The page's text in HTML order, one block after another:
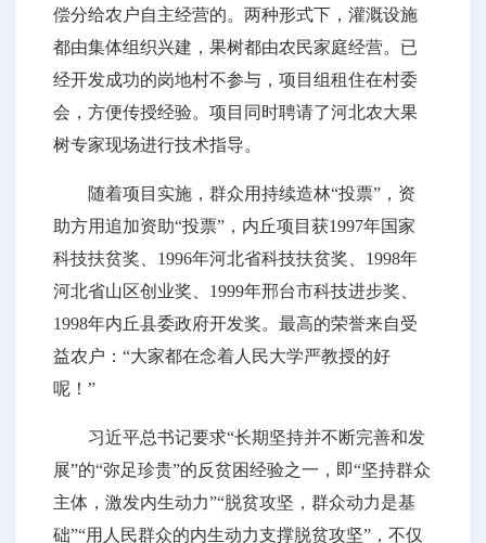
偿分给农户自主经营的。两种形式下，灌溉设施
都由集体组织兴建，果树都由农民家庭经营。已
经开发成功的岗地村不参与，项目组租住在村委
会，方便传授经验。项目同时聘请了河北农大果
树专家现场进行技术指导。
随着项目实施，群众用持续造林“投票”，资
助方用追加资助“投票”，内丘项目获1997年国家
科技扶贫奖、1996年河北省科技扶贫奖、1998年
河北省山区创业奖、1999年邢台市科技进步奖、
1998年内丘县委政府开发奖。最高的荣誉来自受
益农户：“大家都在念着人民大学严教授的好
呢！”
习近平总书记要求“长期坚持并不断完善和发
展”的“弥足珍贵”的反贫困经验之一，即“坚持群众
主体，激发内生动力”“脱贫攻坚，群众动力是基
础”“用人民群众的内生动力支撑脱贫攻坚”，不仅